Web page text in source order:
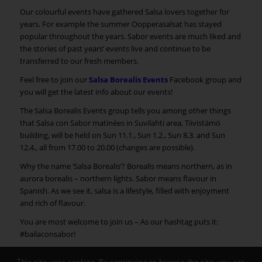
Our colourful events have gathered Salsa lovers together for
years. For example the summer Oopperasalsat has stayed
popular throughout the years. Sabor events are much liked and
the stories of past years’ events live and continue to be
transferred to our fresh members.
Feel free to join our Salsa Borealis EventsFacebook group and
you will get the latest info about our events!
The Salsa Borealis Events group tells you among other things
that Salsa con Sabor matinées in Suvilahti area, Tiivistämö
building, will be held on Sun 11.1., Sun 1.2., Sun 8.3. and Sun
12.4., all from 17.00 to 20.00 (changes are possible).
Why the name ‘Salsa Borealis’? Borealis means northern, as in
aurora borealis – northern lights. Sabor means flavour in
Spanish. As we see it, salsa is a lifestyle, filled with enjoyment
and rich of flavour.
You are most welcome to join us – As our hashtag puts it:
#bailaconsabor!